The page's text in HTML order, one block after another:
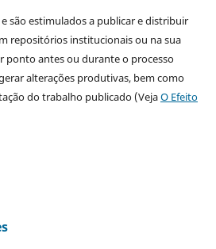
são estimulados a publicar e distribuir
repositórios institucionais ou na sua
ponto antes ou durante o processo
alterações produtivas, bem como
do trabalho publicado (VejaO Efeito